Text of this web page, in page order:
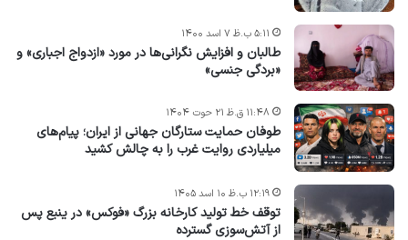
طالبان و افزایش نگرانی‌ها در مورد «ازدواج اجباری» و
«بردگی جنسی»
۵:۱۱ ب.ظ ۷ اسد ۱۴۰۰
طوفان حمایت ستارگان جهانی از ایران؛ پیام‌های
میلیاردی روایت غرب را به چالش کشید
۱۱:۴۸ ق.ظ ۲۱ حوت ۱۴۰۴
توقف خط تولید کارخانه بزرگ «فوکس» در ینبع پس
از آتش‌سوزی گسترده
۱۲:۱۹ ب.ظ ۱۰ اسد ۱۴۰۵